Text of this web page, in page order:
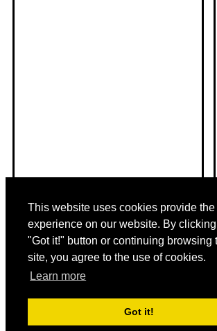
This website uses cookies provide the
experience on our website. By
"Got it!" button or continuing browsing
site, you agree to the use of cookies.
Learn more
Got it!
Haftungsausschluss: Die Informationen auf dieser Website ist
für nur Ihre Referenz.Triptimeto.com haftet nicht für jede